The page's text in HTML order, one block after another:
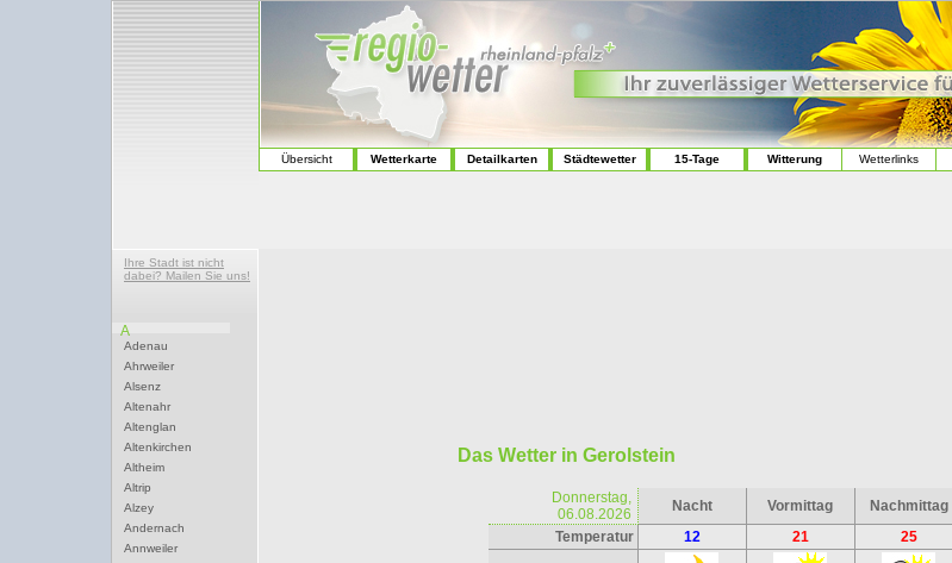
Übersicht Wetterkarte Detailkarten Städtewetter 15-Tage Witterung Wetterlinks
Ihre Stadt ist nicht
dabei? Mailen Sie uns!
A
Adenau
Ahrweiler
Alsenz
Altenahr
Altenglan
Altenkirchen
Altheim
Altrip
Alzey
Andernach
Annweiler
Das Wetter in Gerolstein
Donnerstag,
06.08.2026
Nacht Vormittag
Nachmittag
Temperatur
12 21 25